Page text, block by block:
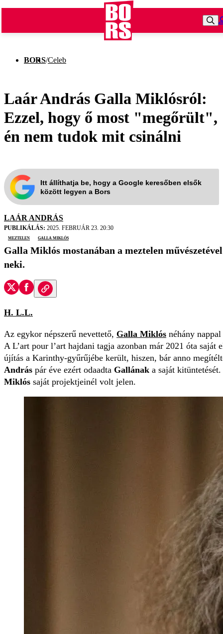
BORS/Celeb
Laár András Galla Miklósról:
Ezzel, hogy ő most "megőrült",
én nem tudok mit csinálni
Itt állíthatja be, hogy a Google keresőben elsők
között legyen a Bors
LAÁR ANDRÁS
PUBLIKÁLÁS: 2025. FEBRUÁR 23. 20:30
meztelen
Galla Miklós
Galla Miklós mostanában a meztelen
neki.
H. L.L.
Az egykor népszerű nevettető, Galla Miklós néhány
A L’art pour l’art hajdani tagja azonban már 2021 óta
újítás a Karinthy-gyűrűjébe került, hiszen, bár anno
András pár éve ezért odaadta Gallának a saját kitüntetését.
Miklós saját projektjeinél volt jelen.